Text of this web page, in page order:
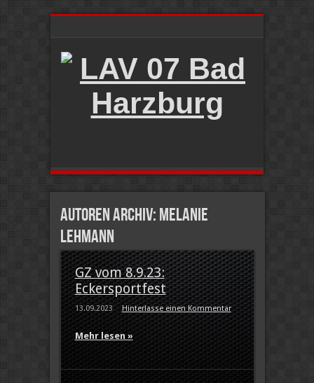
Autoren Archiv: Melanie
Lehmann
GZ vom 8.9.23:
Eckersportfest
13.09.2023 Hinterlasse einen Kommentar
Mehr lesen »